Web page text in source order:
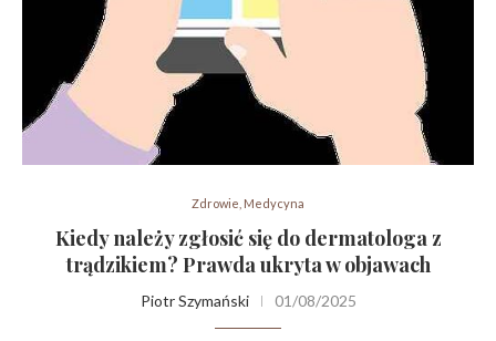
Zdrowie, Medycyna
Kiedy należy zgłosić się do dermatologa z
trądzikiem? Prawda ukryta w objawach
Piotr Szymański 01/08/2025